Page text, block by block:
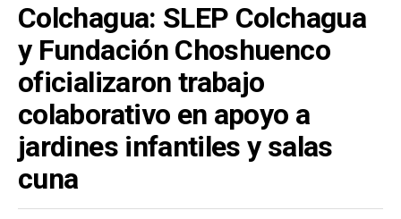
Colchagua: SLEP Colchagua
y Fundación Choshuenco
oficializaron trabajo
colaborativo en apoyo a
jardines infantiles y salas
cuna